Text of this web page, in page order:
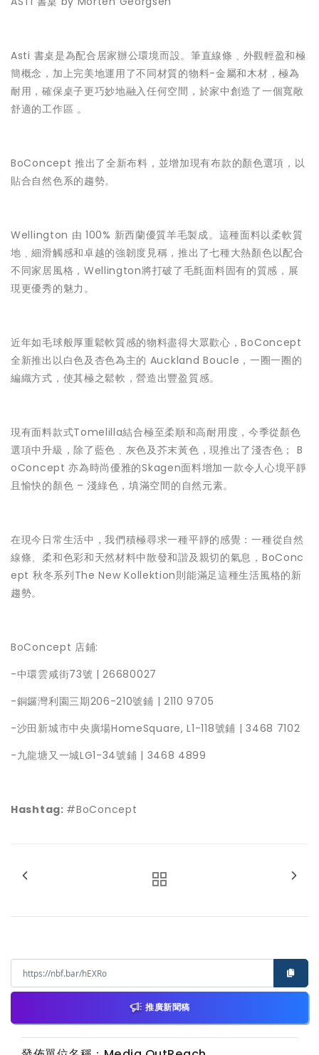
Asti 書桌是為配合居家辦公環境而設。筆直線條﹑外觀輕盈和極
簡概念，加上完美地運用了不同材質的物料-金屬和木材，極為
耐用，確保桌子更巧妙地融入任何空間，於家中創造了一個寬敞
舒適的工作區 。
BoConcept 推出了全新布料，並增加現有布款的顏色選項，以
貼合自然色系的趨勢。
Wellington 由 100% 新西蘭優質羊毛製成。這種面料以柔軟質
地﹑細滑觸感和卓越的強韌度見稱，推出了七種大熱顏色以配合
不同家居風格，Wellington將打破了毛氈面料固有的質感，展
現更優秀的魅力。
近年如毛球般厚重鬆軟質感的物料盡得大眾歡心，BoConcept
全新推出以白色及杏色為主的 Auckland Boucle，一圈一圈的
編織方式，使其極之鬆軟，營造出豐盈質感。
現有面料款式Tomelilla結合極至柔順和高耐用度，今季從顏色
選項中升級，除了藍色﹑灰色及芥末黃色，現推出了淺杏色； B
oConcept 亦為時尚優雅的Skagen面料增加一款令人心境平靜
且愉快的顏色 – 淺綠色，填滿空間的自然元素。
在現今日常生活中，我們積極尋求一種平靜的感覺：一種從自然
線條、柔和色彩和天然材料中散發和諧及親切的氣息，BoConc
ept 秋冬系列The New Kollektion則能滿足這種生活風格的新
趨勢。
BoConcept 店鋪:
-中環雲咸街73號 | 26680027
-銅鑼灣利園三期206-210號鋪 | 2110 9705
-沙田新城市中央廣場HomeSquare, L1-118號鋪 | 3468 7102
-九龍塘又一城LG1-34號鋪 | 3468 4899
Hashtag: #BoConcept
推廣新聞稿